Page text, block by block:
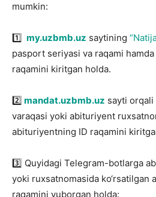
mumkin:
1️⃣ my.uzbmb.uz saytining
pasport seriyasi va raqami
raqamini kiritgan holda.
2️⃣ mandat.uzbmb.uz sayti
varaqasi yoki abituriyent
abituriyentning ID raqamini
3️⃣ Quyidagi Telegram-botlarga
yoki ruxsatnomasida ko‘rsatilgan
raqamini yuborgan holda: